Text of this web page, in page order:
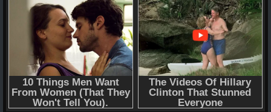
67 68 69 70 71 72
110 111 112 113 114 115 116
117 118 119 120 121 122 123
124 125 126 128 129 130
131 132 133 136